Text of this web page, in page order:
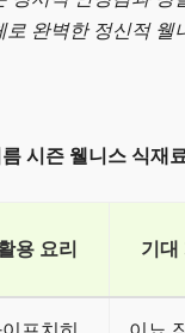
로 완벽한 정신적 웰
시즌 웰니스 식재
용 요리 기대